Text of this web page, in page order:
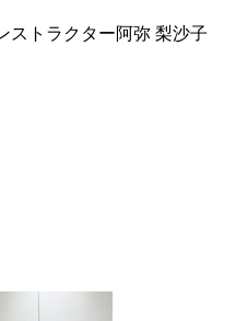
ストラクター阿弥 梨沙子